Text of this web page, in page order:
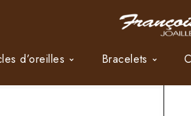
d’oreilles Bracelets